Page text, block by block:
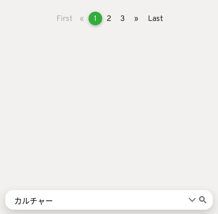
言葉 漢字
First « 1 2 3 » Last